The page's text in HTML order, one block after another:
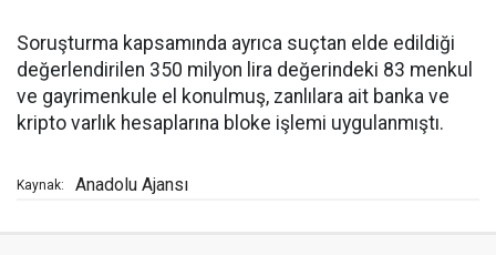
Soruşturma kapsamında ayrıca suçtan elde edildiği
değerlendirilen 350 milyon lira değerindeki 83 menkul
ve gayrimenkule el konulmuş, zanlılara ait banka ve
kripto varlık hesaplarına bloke işlemi uygulanmıştı.
Kaynak: Anadolu Ajansı